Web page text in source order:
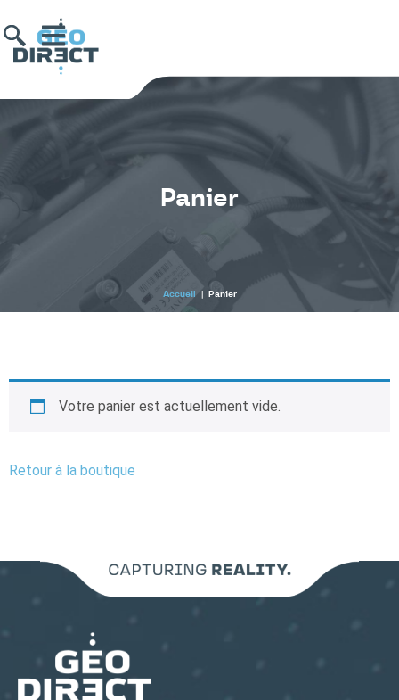
Panier
Accueil Panier
Votre panier est actuellement vide.
Retour à la boutique